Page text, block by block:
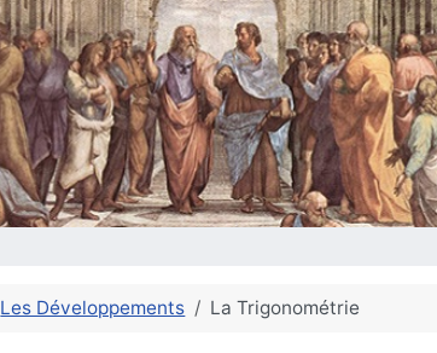
Les Développements La Trigonométrie